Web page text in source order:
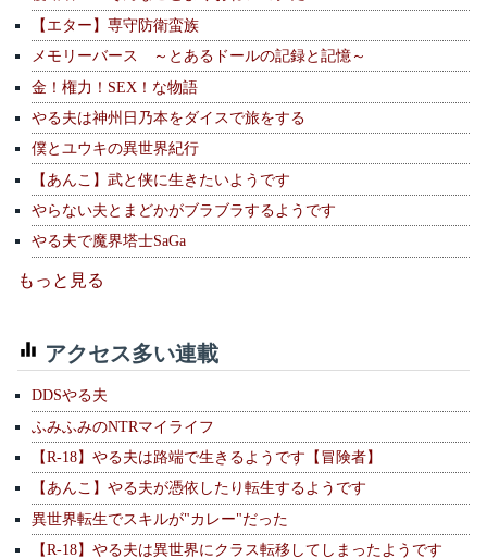
【エター】専守防衛蛮族
メモリーバース ～とあるドールの記録と記憶～
金！権力！SEX！な物語
やる夫は神州日乃本をダイスで旅をする
僕とユウキの異世界紀行
【あんこ】武と侠に生きたいようです
やらない夫とまどかがブラブラするようです
やる夫で魔界塔士SaGa
もっと見る
アクセス多い連載
DDSやる夫
ふみふみのNTRマイライフ
【R-18】やる夫は路端で生きるようです【冒険者】
【あんこ】やる夫が憑依したり転生するようです
異世界転生でスキルが"カレー"だった
【R-18】やる夫は異世界にクラス転移してしまったようです